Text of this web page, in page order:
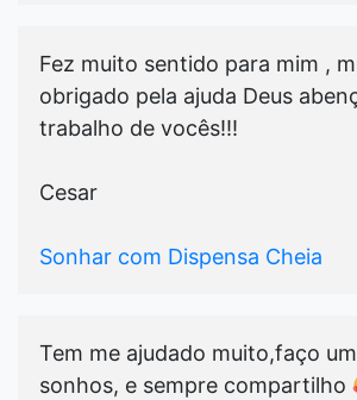
Fez muito sentido para mim ,
obrigado pela ajuda Deus
trabalho de vocês!!!
Cesar
Sonhar com Dispensa Cheia
Tem me ajudado muito,faço
sonhos, e sempre compartilho